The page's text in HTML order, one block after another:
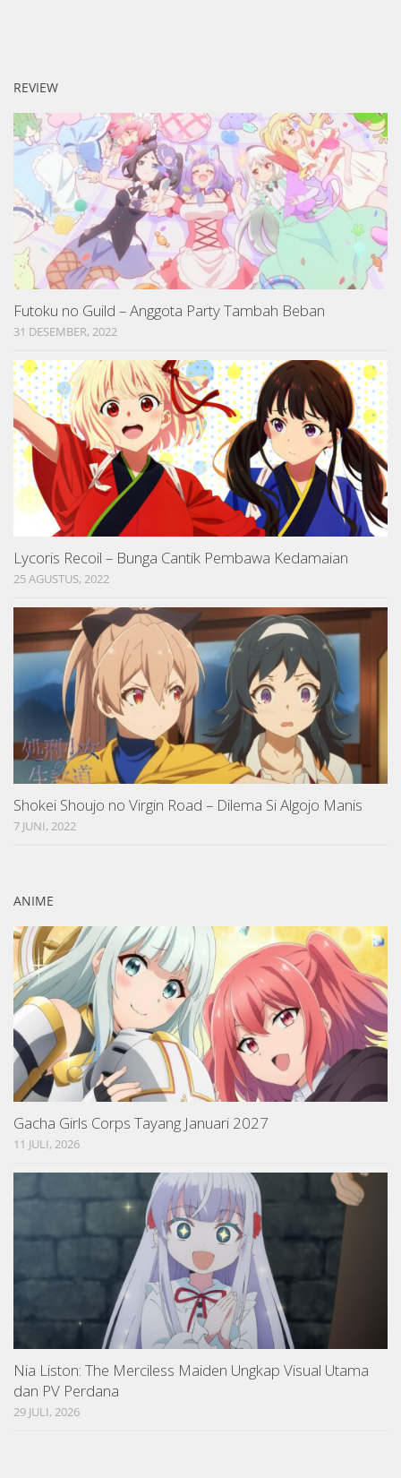
REVIEW
Futoku no Guild – Anggota Party Tambah Beban
31 DESEMBER, 2022
Lycoris Recoil – Bunga Cantik Pembawa Kedamaian
25 AGUSTUS, 2022
Shokei Shoujo no Virgin Road – Dilema Si Algojo Manis
7 JUNI, 2022
ANIME
Gacha Girls Corps Tayang Januari 2027
11 JULI, 2026
Nia Liston: The Merciless Maiden Ungkap Visual Utama
dan PV Perdana
29 JULI, 2026